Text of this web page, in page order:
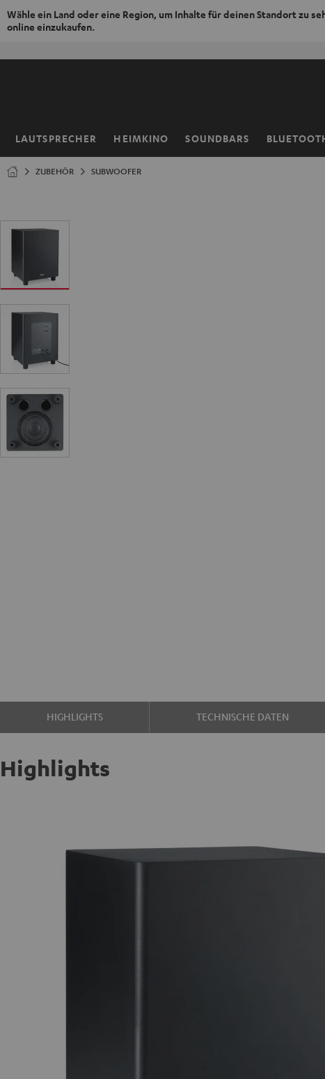
Wähle ein Land oder eine Region, um Inhalte für deinen Standort zu
online einzukaufen.
LAUTSPRECHER HEIMKINO SOUNDBARS
Startseite
ZUBEHÖR SUBWOOFER
HIGHLIGHTS TECHNISCHE DATEN
Highlights